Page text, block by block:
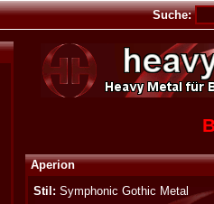
Suche:
Aperion
Stil: Symphonic Gothic Metal